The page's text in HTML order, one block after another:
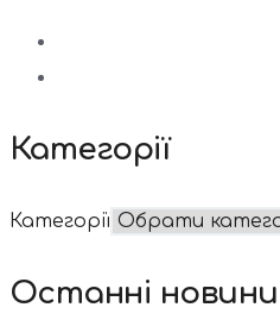
Категорії
Категорії
Останні новини